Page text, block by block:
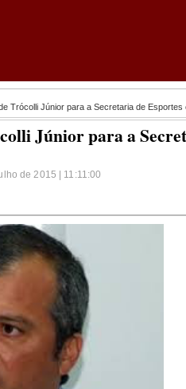
Trócolli Júnior para a Secretaria de Esportes
Júnior para a
de 2015 | 11:11:00